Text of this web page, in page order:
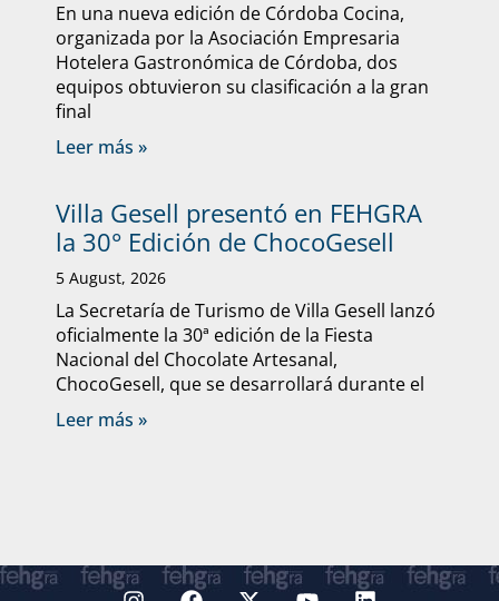
En una nueva edición de Córdoba Cocina,
organizada por la Asociación Empresaria
Hotelera Gastronómica de Córdoba, dos
equipos obtuvieron su clasificación a la gran
final
Leer más »
Villa Gesell presentó en FEHGRA
la 30° Edición de ChocoGesell
5 August, 2026
La Secretaría de Turismo de Villa Gesell lanzó
oficialmente la 30ª edición de la Fiesta
Nacional del Chocolate Artesanal,
ChocoGesell, que se desarrollará durante el
Leer más »